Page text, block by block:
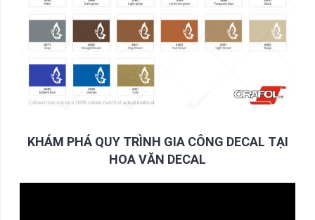
KHÁM PHÁ QUY TRÌNH GIA CÔNG DECAL TẠI
HOA VĂN DECAL